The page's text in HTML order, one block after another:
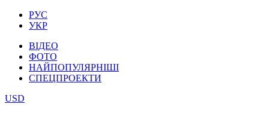
РУС
УКР
ВІДЕО
ФОТО
НАЙПОПУЛЯРНІШІ
СПЕЦПРОЕКТИ
USD